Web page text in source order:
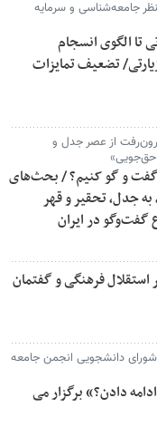
جامعه‌شناسی و سرمایه
تا الگوی انسجام
تضعیف تمایزات
برون‌رفت از عصر جدل و
حق‌جویی»
گفت و گو کنیم؟ / بحث‌های
جدل، تحقیر و قهر
گفت‌وگو در ایران
فرهنگی و گفتمان
دانشجویی انجمن جامعه
دادن؟» برگزار می